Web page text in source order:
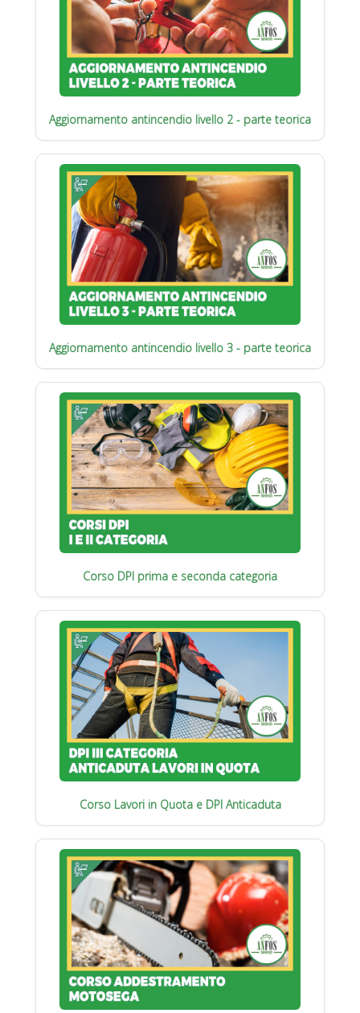
Aggiornamento antincendio livello 2 - parte teorica
Aggiornamento antincendio livello 3 - parte teorica
Corso DPI prima e seconda categoria
Corso Lavori in Quota e DPI Anticaduta